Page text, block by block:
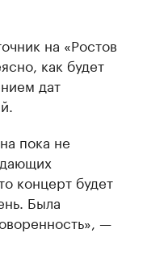
на «Ростов
как будет
дат
пока не
концерт будет
Была
—